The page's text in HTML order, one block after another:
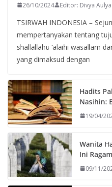
26/10/2024 Editor: Divya Aulya
TSIRWAH INDONESIA –
mempertanyakan tentang
shallallahu ‘alaihi wasallam
yang dimaksud dengan
Hadits
Nasihin:
19/04/
Wanita
Ini
09/11/